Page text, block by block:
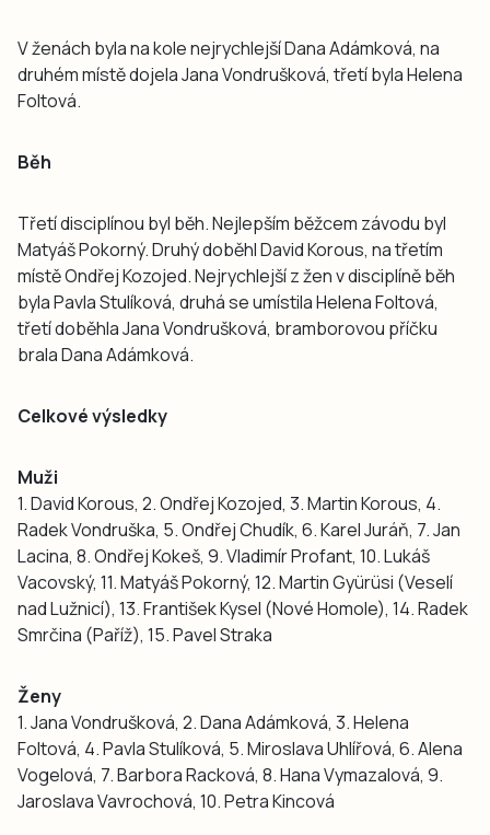
V ženách byla na kole nejrychlejší Dana Adámková, na
druhém místě dojela Jana Vondrušková, třetí byla Helena
Foltová.
Běh
Třetí disciplínou byl běh. Nejlepším běžcem závodu byl
Matyáš Pokorný. Druhý doběhl David Korous, na třetím
místě Ondřej Kozojed. Nejrychlejší z žen v disciplíně běh
byla Pavla Stulíková, druhá se umístila Helena Foltová,
třetí doběhla Jana Vondrušková, bramborovou příčku
brala Dana Adámková.
Celkové výsledky
Muži
1. David Korous, 2. Ondřej Kozojed, 3. Martin Korous, 4.
Radek Vondruška, 5. Ondřej Chudík, 6. Karel Juráň, 7. Jan
Lacina, 8. Ondřej Kokeš, 9. Vladimír Profant, 10. Lukáš
Vacovský, 11. Matyáš Pokorný, 12. Martin Gyürüsi (Veselí
nad Lužnicí), 13. František Kysel (Nové Homole), 14. Radek
Smrčina (Paříž), 15. Pavel Straka
Ženy
1. Jana Vondrušková, 2. Dana Adámková, 3. Helena
Foltová, 4. Pavla Stulíková, 5. Miroslava Uhlířová, 6. Alena
Vogelová, 7. Barbora Racková, 8. Hana Vymazalová, 9.
Jaroslava Vavrochová, 10. Petra Kincová